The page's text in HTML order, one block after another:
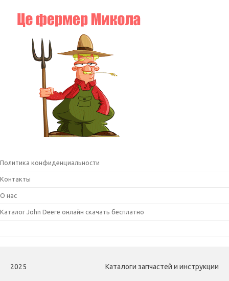
Политика конфиденциальности
Контакты
О нас
Каталог John Deere онлайн скачать бесплатно
2025 Каталоги запчастей и инструкции